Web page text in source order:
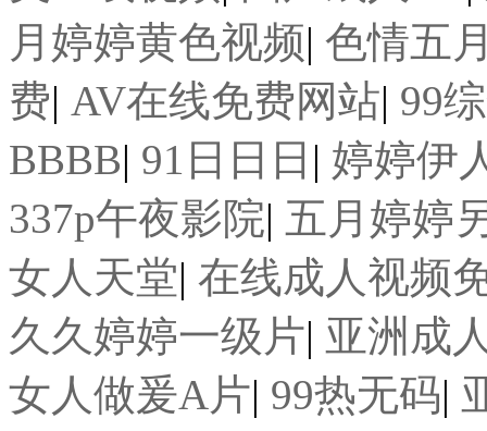
月婷婷黄色视频| 色情五
费| AV在线免费网站| 99
BBBB| 91日日日 | 婷婷伊
337p午夜影院| 五月婷婷
女人天堂| 在线成人视频
久久婷婷一级片| 亚洲成
女人做爰A片| 99热无码|